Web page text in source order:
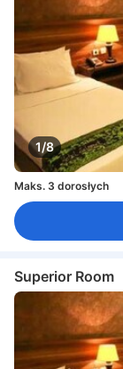
1/8
Maks. 3 dorosłych
Superior Room